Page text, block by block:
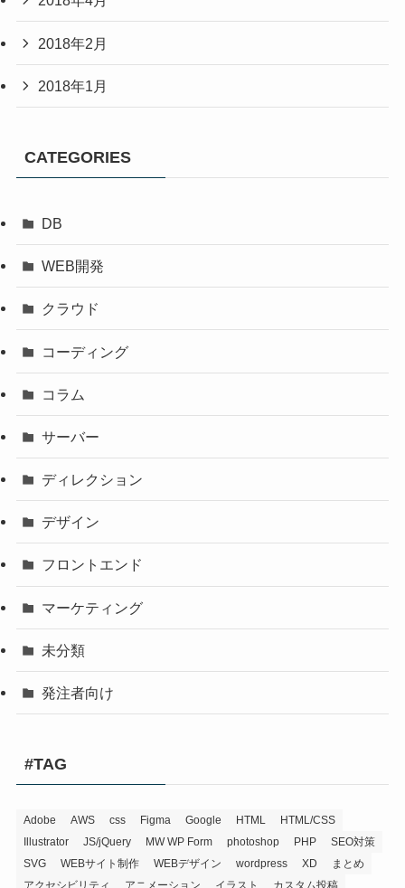
2018年2月
2018年1月
CATEGORIES
DB
WEB開発
クラウド
コーディング
コラム
サーバー
ディレクション
デザイン
フロントエンド
マーケティング
未分類
発注者向け
#TAG
Adobe AWS css Figma Google HTML
HTML/CSS
Illustrator
JS/jQuery MW WP Form photoshop PHP
SEO対策
SVG
WEBサイト制作 WEBデザイン wordpress XD
まとめ
アクセシビリティ
アニメーション イラスト カスタム投稿